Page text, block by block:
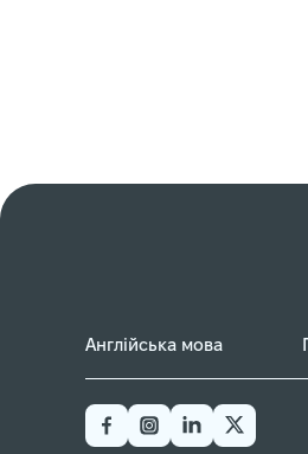
Англійська мова